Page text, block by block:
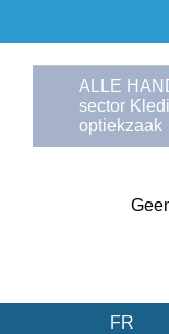
ALLE
sector
optiekzaak
FR